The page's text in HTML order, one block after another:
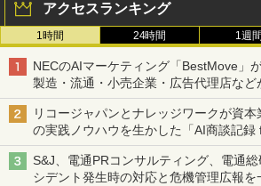
アクセスランキング
1時間 24時間 1週間
NECのAIマーケティング「BestMove」
製造・流通・小売企業・広告代理店など
リコージャパンとナレッジワークが資
の実践ノウハウを生かした「AI商談記録
S&J、電通PRコンサルティング、電通
シデント発生時の対応と危機管理広報を